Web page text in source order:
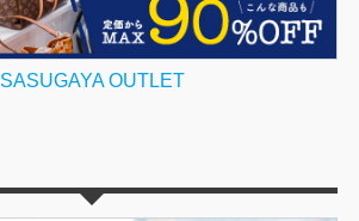
SASUGAYA OUTLET